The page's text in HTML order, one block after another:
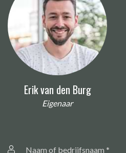
Erik van den Burg
Eigenaar
of